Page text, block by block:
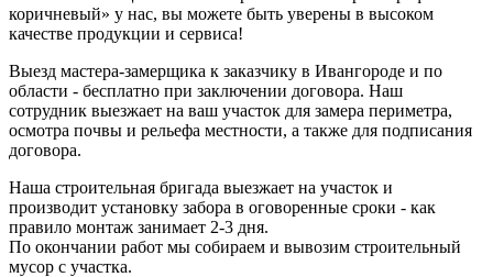
коричневый» у нас, вы можете быть уверены в высоком
качестве продукции и сервиса!
Выезд мастера-замерщика к заказчику в Ивангороде и по
области - бесплатно при заключении договора. Наш
сотрудник выезжает на ваш участок для замера периметра,
осмотра почвы и рельефа местности, а также для подписания
договора.
Наша строительная бригада выезжает на участок и
производит установку забора в оговоренные сроки - как
правило монтаж занимает 2-3 дня.
По окончании работ мы собираем и вывозим строительный
мусор с участка.